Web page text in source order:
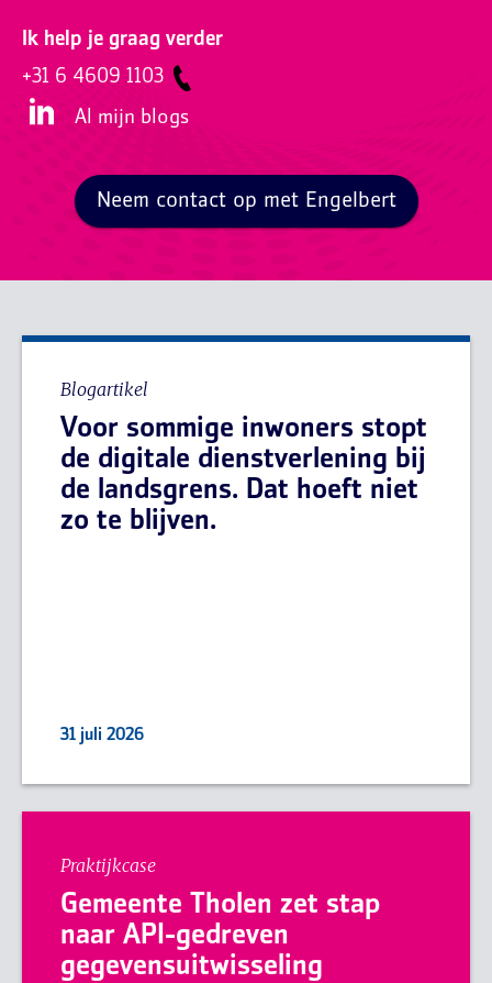
Ik help je graag verder
+31 6 4609 1103
Al mijn blogs
Neem contact op met Engelbert
Blogartikel
Voor sommige inwoners stopt
de digitale dienstverlening bij
de landsgrens. Dat hoeft niet
zo te blijven.
31 juli 2026
Praktijkcase
Gemeente Tholen zet stap
naar API-gedreven
gegevensuitwisseling